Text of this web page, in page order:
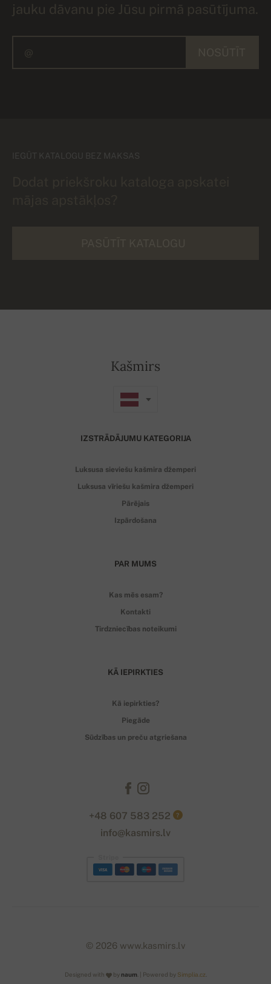
jauku dāvanu pie Jūsu pirmā pasūtījuma.
IEGŪT KATALOGU BEZ MAKSAS
Kašmirs
IZSTRĀDĀJUMU KATEGORIJA
Luksusa sieviešu kašmira džemperi
Luksusa vīriešu kašmira džemperi
Pārējais
Izpārdošana
PAR MUMS
Kas mēs esam?
Kontakti
Tirdzniecības noteikumi
KĀ IEPIRKTIES
Kā iepirkties?
Piegāde
Sūdzības un preču atgriešana
+48 607 583 252 ?
info@kasmirs.lv
© 2026 www.kasmirs.lv
Designed with by naum. | Powered by Simplia.cz.